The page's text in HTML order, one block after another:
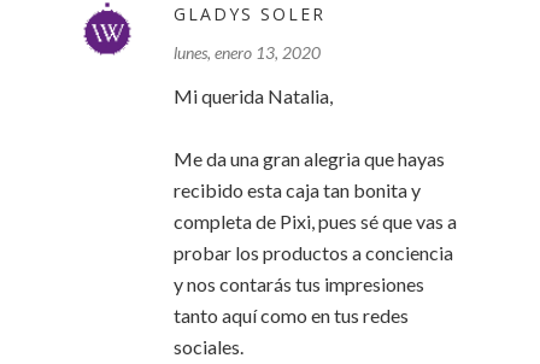
GLADYS SOLER
lunes, enero 13, 2020
Mi querida Natalia,
Me da una gran alegria que hayas
recibido esta caja tan bonita y
completa de Pixi, pues sé que vas a
probar los productos a conciencia
y nos contarás tus impresiones
tanto aquí como en tus redes
sociales.